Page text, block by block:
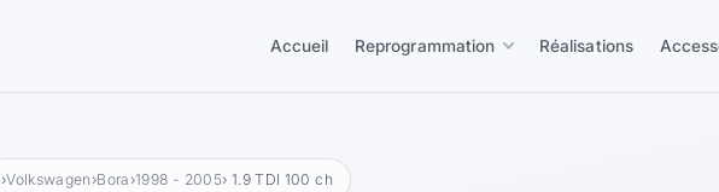
Accueil Reprogrammation Réalisations
›Volkswagen ›Bora ›1998 - 2005› 1.9 TDI 100 ch